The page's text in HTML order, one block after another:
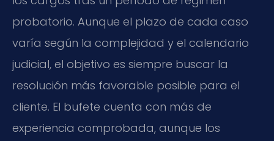
probatorio. Aunque el plazo de cada caso
varía según la complejidad y el calendario
judicial, el objetivo es siempre buscar la
resolución más favorable posible para el
cliente. El bufete cuenta con más de
experiencia comprobada, aunque los